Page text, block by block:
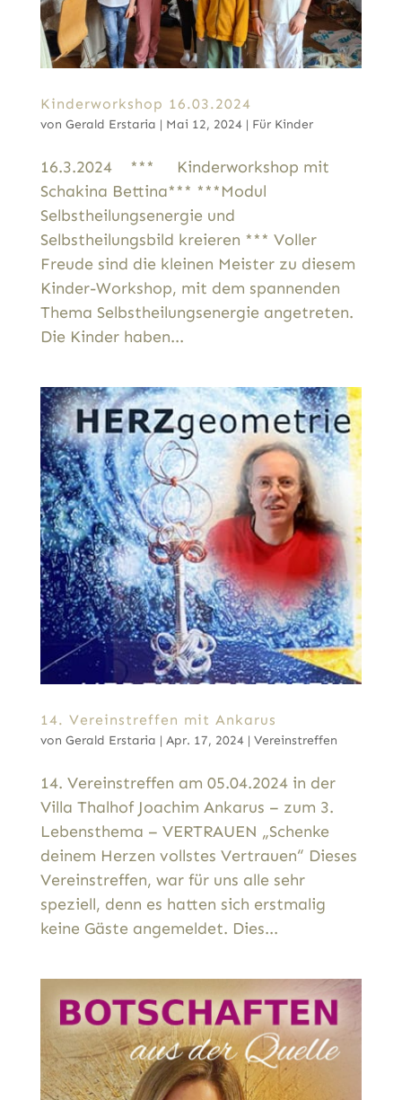
Kinderworkshop 16.03.2024
von Gerald Erstaria | Mai 12, 2024| Für Kinder
16.3.2024 *** Kinderworkshop mit
Schakina Bettina*** ***Modul
Selbstheilungsenergie und
Selbstheilungsbild kreieren *** Voller
Freude sind die kleinen Meister zu diesem
Kinder-Workshop, mit dem spannenden
Thema Selbstheilungsenergie angetreten.
Die Kinder haben...
14. Vereinstreffen mit Ankarus
von Gerald Erstaria | Apr. 17, 2024| Vereinstreffen
14. Vereinstreffen am 05.04.2024 in der
Villa Thalhof Joachim Ankarus – zum 3.
Lebensthema – VERTRAUEN „Schenke
deinem Herzen vollstes Vertrauen“ Dieses
Vereinstreffen, war für uns alle sehr
speziell, denn es hatten sich erstmalig
keine Gäste angemeldet. Dies...